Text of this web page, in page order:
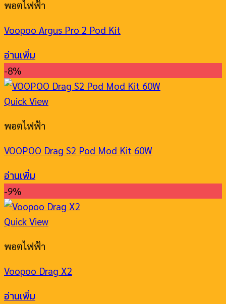
พอตไฟฟ้า
Voopoo Argus Pro 2 Pod Kit
อ่านเพิ่ม
-8%
Quick View
พอตไฟฟ้า
VOOPOO Drag S2 Pod Mod Kit 60W
อ่านเพิ่ม
-9%
Quick View
พอตไฟฟ้า
Voopoo Drag X2
อ่านเพิ่ม